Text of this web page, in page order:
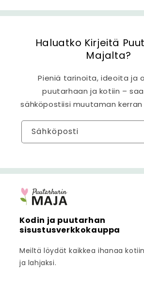
ö
Haluatko Kirjeitä
Majalta?
Pieniä tarinoita, ideoita ja
puutarhaan ja kotiin –
sähköpostiisi muutaman kerran
Sähköposti
Kodin ja puutarhan
sisustusverkkokauppa
Meiltä löydät kaikkea ihanaa
ja lahjaksi.